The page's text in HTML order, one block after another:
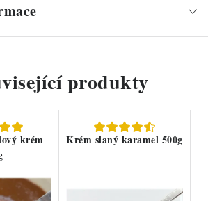
produkty
krém
Krém slaný karamel 500g